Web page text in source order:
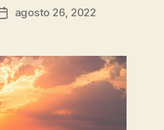
Fecha
entrada
agosto 26, 2022